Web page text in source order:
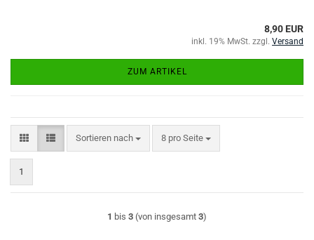
8,90 EUR
inkl. 19% MwSt. zzgl. Versand
ZUM ARTIKEL
Sortieren nach
Sortieren nach 8 pro Seite
pro Seite
1
1 bis 3 (von insgesamt 3)